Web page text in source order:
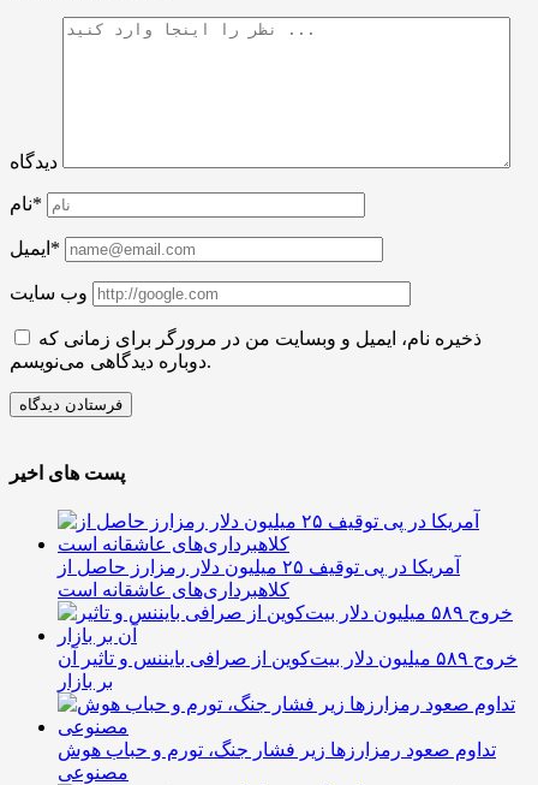
دیدگاه
نام*
ایمیل*
وب سایت
ذخیره نام، ایمیل و وبسایت من در مرورگر برای زمانی که
دوباره دیدگاهی می‌نویسم.
پست های اخیر
آمریکا در پی توقیف ۲۵ میلیون دلار رمزارز حاصل از
کلاهبرداری‌های عاشقانه است
خروج ۵۸۹ میلیون دلار بیت‌کوین از صرافی بایننس و تاثیر آن
بر بازار
تداوم صعود رمزارزها زیر فشار جنگ، تورم و حباب هوش
مصنوعی